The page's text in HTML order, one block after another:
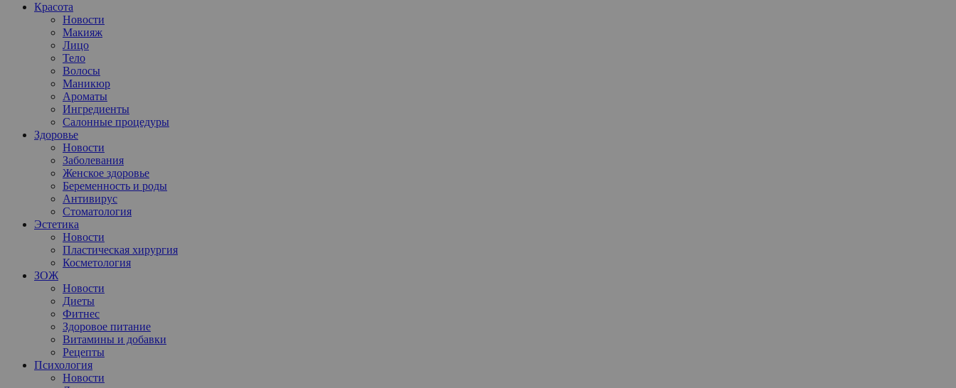
Красота
Новости
Макияж
Лицо
Тело
Волосы
Маникюр
Ароматы
Ингредиенты
Салонные процедуры
Здоровье
Новости
Заболевания
Женское здоровье
Беременность и роды
Антивирус
Стоматология
Эстетика
Новости
Пластическая хирургия
Косметология
ЗОЖ
Новости
Диеты
Фитнес
Здоровое питание
Витамины и добавки
Рецепты
Психология
Новости